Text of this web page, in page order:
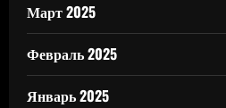
Март 2025
Февраль 2025
Январь 2025